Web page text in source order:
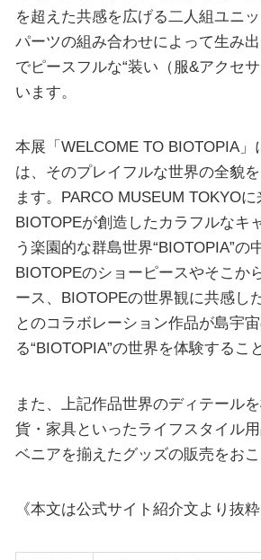
を超えた共感を広げる二人組ユニ
パーツの組み合わせによって生み
でピースフルな“装い（服&アクセ
います。
本展「WELCOME TO BIOTOPIA」
は、そのプレイフルな世界の全貌
ます。PARCO MUSEUM TOKYOに
BIOTOPEが創造したカラフルなキ
う楽園的な群島世界“BIOTOPIA”の
BIOTOPEのショーピースやそこか
ース、BIOTOPEの世界観に共感し
とのコラボレーション作品が島宇
る“BIOTOPIA”の世界を体験するこ
また、上記作品世界のディテール
貨・家具といったライフスタイル
ベニアを揃えたグッズの販売をおこ
《本文は公式サイト紹介文より抜